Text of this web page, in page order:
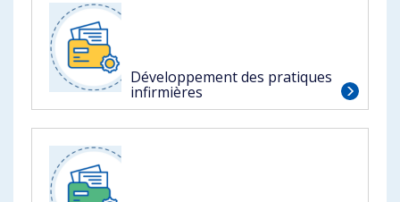
Développement des pratiques
infirmières